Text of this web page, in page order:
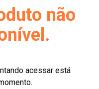
não
acessar está